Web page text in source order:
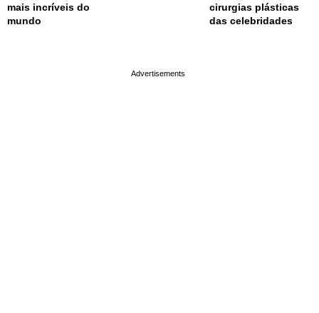
mais incríveis do
mundo
cirurgias plásticas
das celebridades